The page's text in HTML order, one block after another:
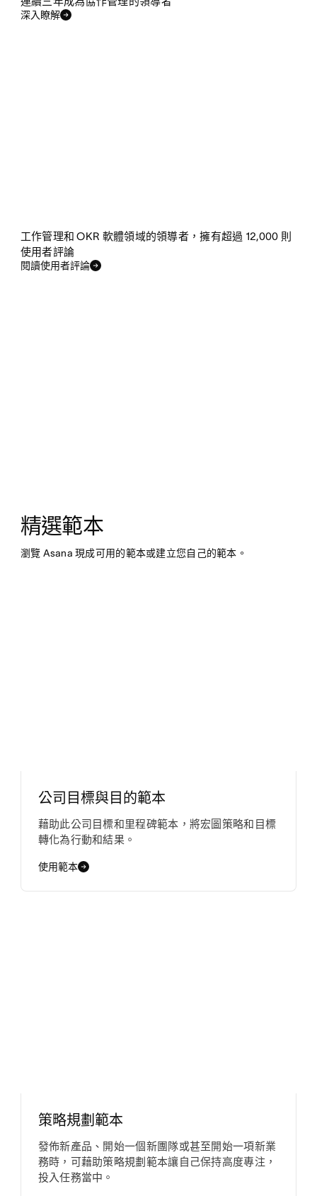
深入瞭解
工作管理和 OKR 軟體領域的領導者，擁有超過 12,000 則
使用者評論
閱讀使用者評論
精選範本
瀏覽 Asana 現成可用的範本或建立您自己的範本。
公司目標與目的範本
藉助此公司目標和里程碑範本，將宏圖策略和目標
轉化為行動和結果。
使用範本
策略規劃範本
發佈新產品、開始一個新團隊或甚至開始一項新業
務時，可藉助策略規劃範本讓自己保持高度專注，
投入任務當中。